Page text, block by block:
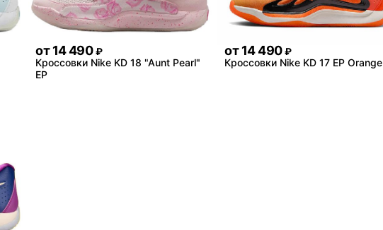
от 14 490 ₽
Кроссовки Nike KD 18 "Aunt Pearl"
EP
от 14 490 ₽
Кроссовки Nike KD 17 EP Orange